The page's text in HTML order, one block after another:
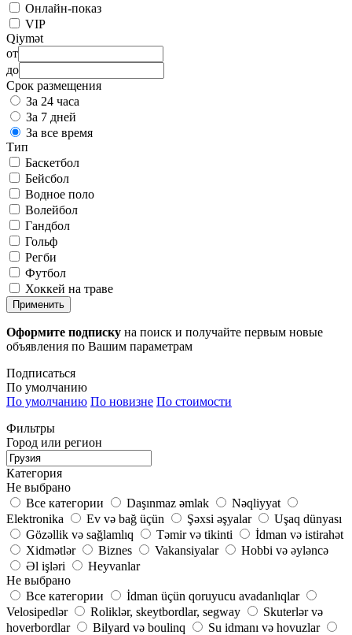
Онлайн-показ
VIP
Qiymət
от
до
Срок размещения
За 24 часа
За 7 дней
За все время
Тип
Баскетбол
Бейсбол
Водное поло
Волейбол
Гандбол
Гольф
Регби
Футбол
Хоккей на траве
Применить
Оформите подписку на поиск и получайте первым новые
объявления по Вашим параметрам
Подписаться
По умолчанию
По умолчанию По новизне По стоимости
Фильтры
Город или регион
Категория
Не выбрано
Все категории
Daşınmaz əmlak
Nəqliyyat
Elektronika
Ev və bağ üçün Şəxsi əşyalar
Uşaq dünyası
Gözəllik və sağlamlıq
Təmir və tikinti
İdman və istirahət
Xidmətlər
Biznes Vakansiyalar
Hobbi və əyləncə
Əl işləri
Heyvanlar
Не выбрано
Все категории
İdman üçün qoruyucu avadanlıqlar
Velosipedlər
Roliklər, skeytbordlar, segway
Skuterlər və
hoverbordlar
Bilyard və boulinq
Su idmanı və hovuzlar